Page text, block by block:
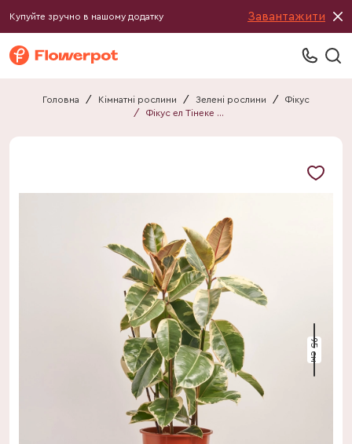
Купуйте зручно в нашому додатку Завантажити
Головна / Кімнатні рослини / Зелені рослини /
Фікус
/
Фікус ел Тінеке 3ст.
95 см